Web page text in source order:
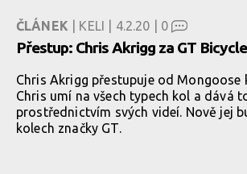
ČLÁNEK | KELI | 4.2.20 | 0
Přestup: Chris Akrigg za GT
Chris Akrigg přestupuje od Mongoose
Chris umí na všech typech kol a dává
prostřednictvím svých videí. Nově jej
kolech značky GT.